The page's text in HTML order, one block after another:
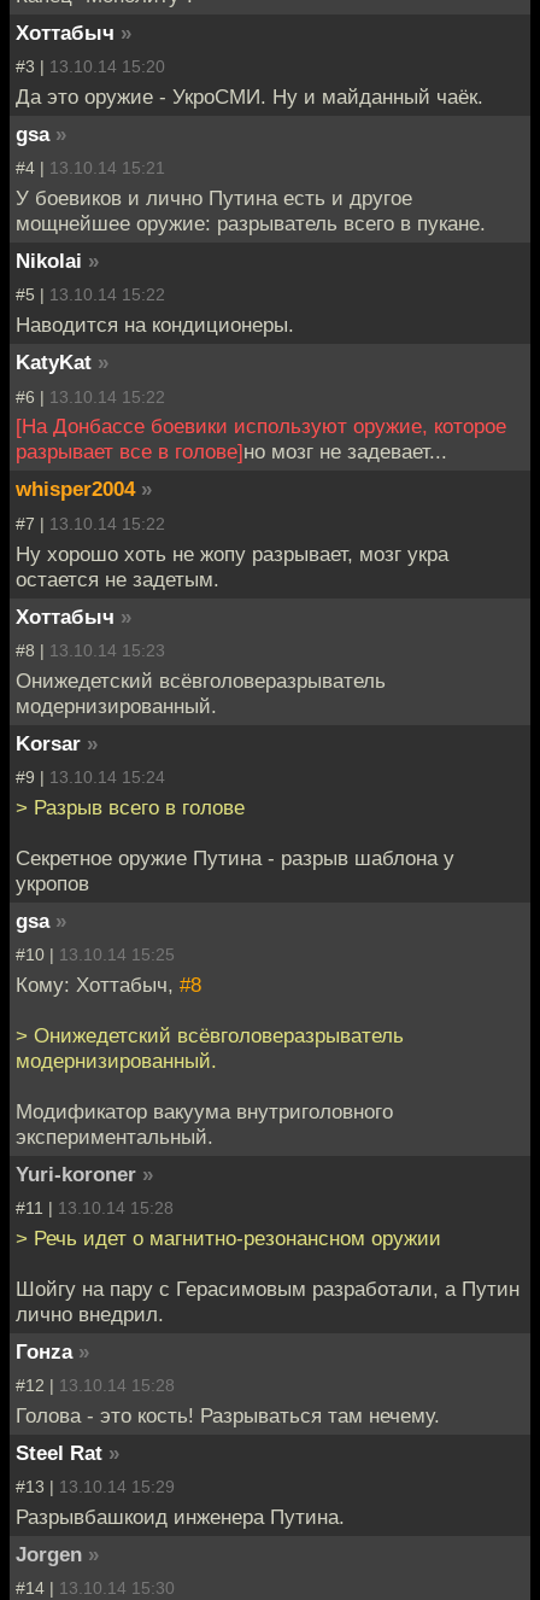
Хоттабыч »
#3 | 13.10.14 15:20
Да это оружие - УкроСМИ. Ну и майданный чаёк.
gsa »
#4 | 13.10.14 15:21
У боевиков и лично Путина есть и другое
мощнейшее оружие: разрыватель всего в пукане.
Nikolai »
#5 | 13.10.14 15:22
Наводится на кондиционеры.
KatyKat »
#6 | 13.10.14 15:22
[На Донбассе боевики используют оружие, которое
разрывает все в голове]но мозг не задевает...
whisper2004 »
#7 | 13.10.14 15:22
Ну хорошо хоть не жопу разрывает, мозг укра
остается не задетым.
Хоттабыч »
#8 | 13.10.14 15:23
Онижедетский всёвголоверазрыватель
модернизированный.
Korsar »
#9 | 13.10.14 15:24
> Разрыв всего в голове
Секретное оружие Путина - разрыв шаблона у
укропов
gsa »
#10 | 13.10.14 15:25
Кому: Хоттабыч, #8
> Онижедетский всёвголоверазрыватель
модернизированный.
Модификатор вакуума внутриголовного
экспериментальный.
Yuri-koroner »
#11 | 13.10.14 15:28
> Речь идет о магнитно-резонансном оружии
Шойгу на пару с Герасимовым разработали, а Путин
лично внедрил.
Гонzа »
#12 | 13.10.14 15:28
Голова - это кость! Разрываться там нечему.
Steel Rat »
#13 | 13.10.14 15:29
Разрывбашкоид инженера Путина.
Jorgen »
#14 | 13.10.14 15:30